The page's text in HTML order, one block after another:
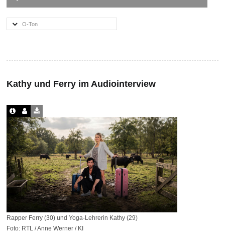
Player
O-Ton
Kathy und Ferry im Audiointerview
Rapper Ferry (30) und Yoga-Lehrerin Kathy (29)
Foto: RTL / Anne Werner / KI